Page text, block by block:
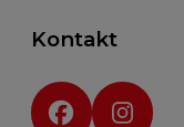
Kontakt
Social media: